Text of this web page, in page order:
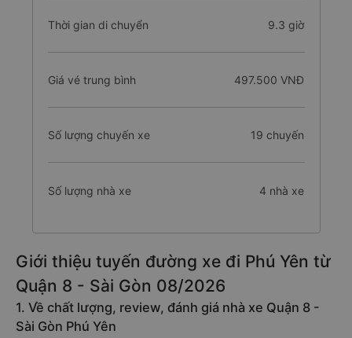
Thời gian di chuyển 9.3 giờ
Giá vé trung bình 497.500 VNĐ
Số lượng chuyến xe 19 chuyến
Số lượng nhà xe 4 nhà xe
Giới thiệu tuyến đường xe đi Phú Yên từ
Quận 8 - Sài Gòn 08/2026
1. Về chất lượng, review, đánh giá nhà xe Quận 8 -
Sài Gòn Phú Yên